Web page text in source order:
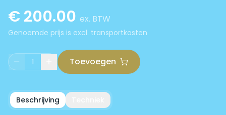
€200.00 ex. BTW
Genoemde prijs is excl. transportkosten
1 Toevoegen
Beschrijving